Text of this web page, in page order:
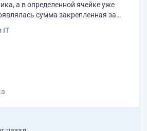
а в определенной ячейке уже
сумма закрепленная за
в
график работы потом не...
IT